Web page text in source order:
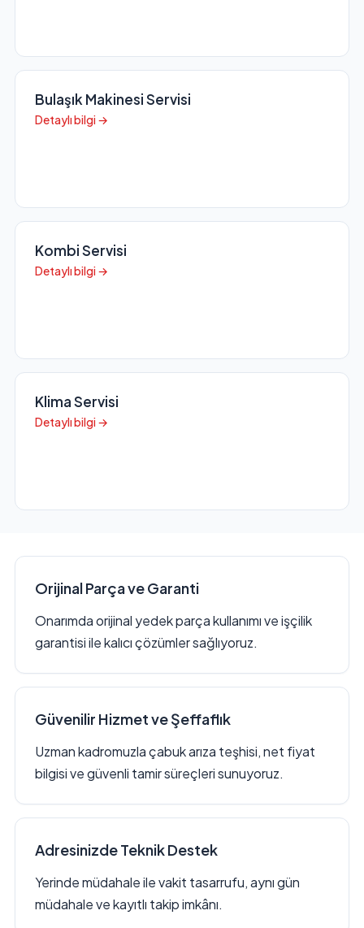
Bulaşık Makinesi Servisi
Detaylı bilgi →
Kombi Servisi
Detaylı bilgi →
Klima Servisi
Detaylı bilgi →
Orijinal Parça ve Garanti
Onarımda orijinal yedek parça kullanımı ve işçilik
garantisi ile kalıcı çözümler sağlıyoruz.
Güvenilir Hizmet ve Şeffaflık
Uzman kadromuzla çabuk arıza teşhisi, net fiyat
bilgisi ve güvenli tamir süreçleri sunuyoruz.
Adresinizde Teknik Destek
Yerinde müdahale ile vakit tasarrufu, aynı gün
müdahale ve kayıtlı takip imkânı.